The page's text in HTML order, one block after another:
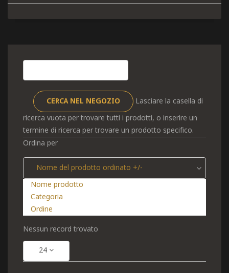
Lasciare la casella di
ricerca vuota per trovare tutti i prodotti, o inserire un
termine di ricerca per trovare un prodotto specifico.
Ordina per
Nome del prodotto ordinato +/-
Nome prodotto
Categoria
Ordine
Nessun record trovato
24